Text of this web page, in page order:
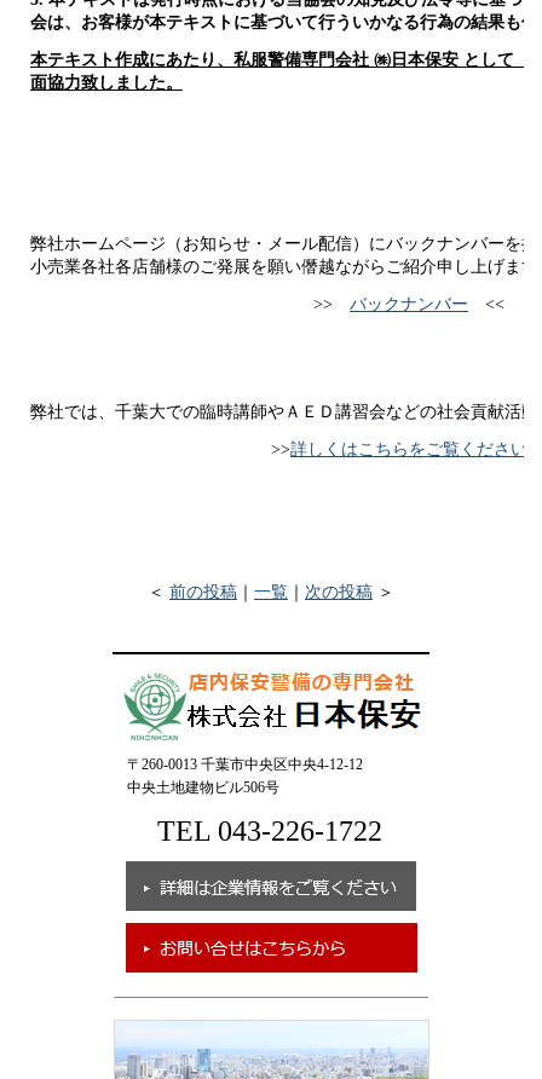
会は、お客様が本テキストに基づいて行ういかなる行為の結果も
本テキスト作成にあたり、私服警備専門会社 ㈱日本保安 として「
面協力致しました。
弊社ホームページ（お知らせ・メール配信）にバックナンバーを
小売業各社各店舗様のご発展を願い僭越ながらご紹介申し上げます
>> バックナンバー <<
弊社では、千葉大での臨時講師やＡＥＤ講習会などの社会貢献活
>>詳しくはこちらをご覧ください
＜ 前の投稿 ｜ 一覧 ｜ 次の投稿 ＞
〒260-0013 千葉市中央区中央4-12-12
中央土地建物ビル506号
TEL 043-226-1722